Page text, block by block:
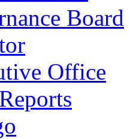
Board
Office